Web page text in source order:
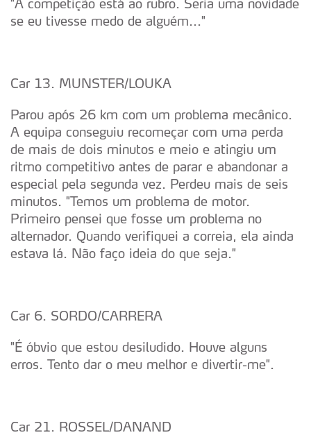
"A competição está ao rubro. Seria uma novidade
se eu tivesse medo de alguém..."
Car 13. MUNSTER/LOUKA
Parou após 26 km com um problema mecânico.
A equipa conseguiu recomeçar com uma perda
de mais de dois minutos e meio e atingiu um
ritmo competitivo antes de parar e abandonar a
especial pela segunda vez. Perdeu mais de seis
minutos. "Temos um problema de motor.
Primeiro pensei que fosse um problema no
alternador. Quando verifiquei a correia, ela ainda
estava lá. Não faço ideia do que seja."
Car 6. SORDO/CARRERA
"É óbvio que estou desiludido. Houve alguns
erros. Tento dar o meu melhor e divertir-me".
Car 21. ROSSEL/DANAND